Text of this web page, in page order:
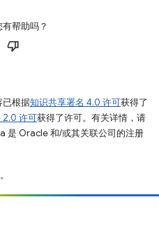
帮助吗？
已根据知识共享署名 4.0 许可获得了
2.0 许可获得了许可。有关详情，请
是 Oracle 和/或其关联公司的注册